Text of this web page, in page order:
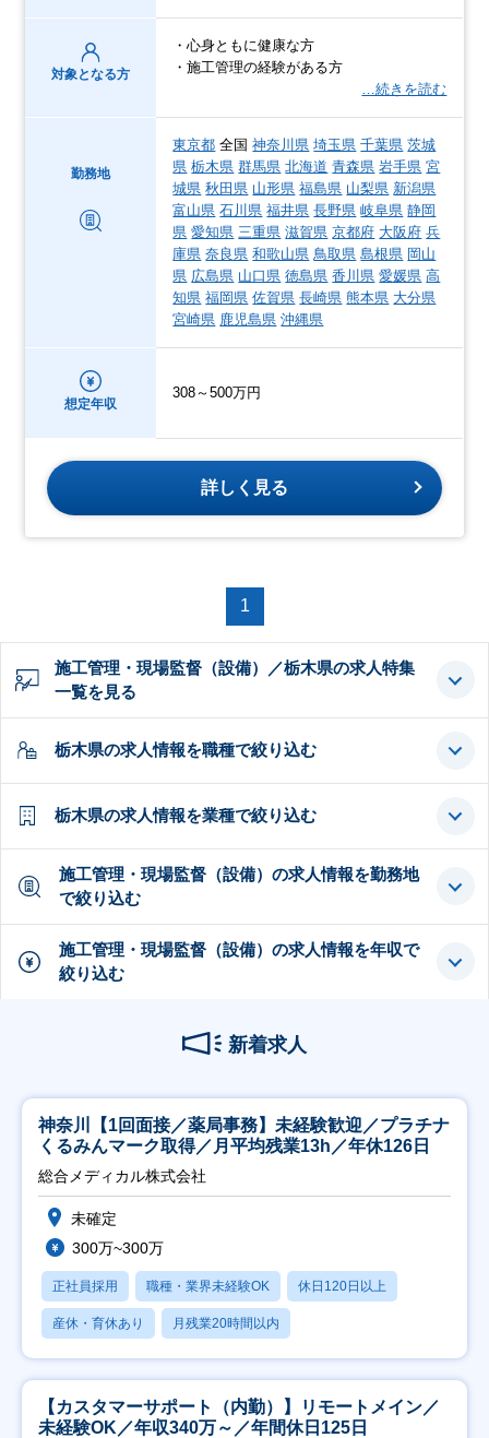
対象となる方
・心身ともに健康な方
・施工管理の経験がある方
…続きを読む
勤務地
東京都 全国神奈川県 埼玉県 千葉県 茨城
県 栃木県 群馬県 北海道 青森県 岩手県 宮
城県 秋田県 山形県 福島県 山梨県 新潟県
富山県 石川県 福井県 長野県 岐阜県 静岡
県 愛知県 三重県 滋賀県 京都府 大阪府 兵
庫県 奈良県 和歌山県 鳥取県 島根県 岡山
県 広島県 山口県 徳島県 香川県 愛媛県 高
知県 福岡県 佐賀県 長崎県 熊本県 大分県
宮崎県 鹿児島県 沖縄県
想定年収
308～500万円
詳しく見る
1
施工管理・現場監督（設備）／栃木県の求人特集
一覧を見る
栃木県の求人情報を職種で絞り込む
栃木県の求人情報を業種で絞り込む
施工管理・現場監督（設備）の求人情報を勤務地
で絞り込む
施工管理・現場監督（設備）の求人情報を年収で
絞り込む
新着求人
神奈川【1回面接／薬局事務】未経験歓迎／プラチナ
くるみんマーク取得／月平均残業13h／年休126日
総合メディカル株式会社
未確定
300万~300万
正社員採用 職種・業界未経験OK 休日120日以上
産休・育休あり 月残業20時間以内
【カスタマーサポート（内勤）】リモートメイン／
未経験OK／年収340万～／年間休日125日